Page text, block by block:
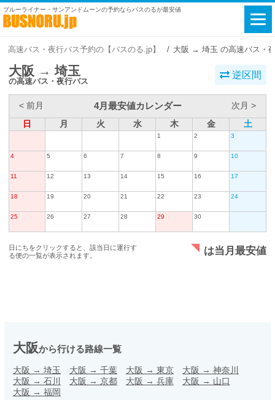
ブルーライナー・サンアンドムーンの予約ならバスのるが最安値
高速バス・夜行バス予約の【バスのる.jp】 大阪 → 埼玉 の高速バス・
大阪 → 埼玉
の高速バス・夜行バス
逆区間
< 前月 4月最安値カレンダー
次月 >
日
月 火 水 木 金 土
1 2 3
4 5 6 7 8 9 10
11 12 13 14 15 16 17
18 19 20 21 22 23 24
25 26 27 28 29 30
日にちをクリックすると、該当日に運行す
る便の一覧が表示されます。
は当月最安値
大阪から行ける路線一覧
大阪 → 埼玉 大阪 → 千葉 大阪 → 東京 大阪 → 神奈川
大阪 → 石川 大阪 → 京都 大阪 → 兵庫 大阪 → 山口
大阪 → 福岡